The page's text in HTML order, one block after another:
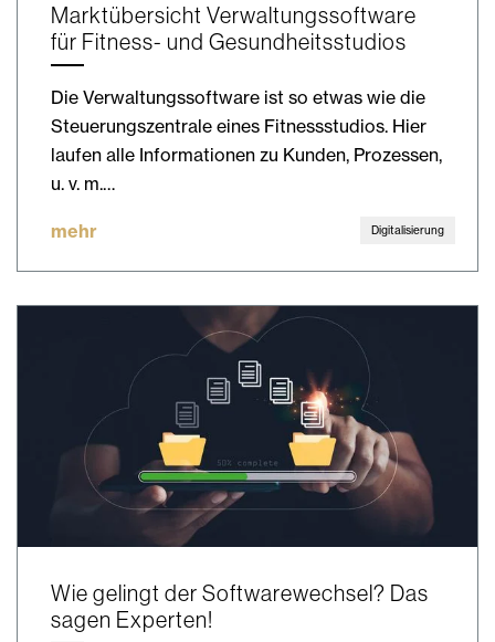
Marktübersicht Verwaltungssoftware
für Fitness- und Gesundheitsstudios
Die Verwaltungssoftware ist so etwas wie die
Steuerungszentrale eines Fitnessstudios. Hier
laufen alle Informationen zu Kunden, Prozessen,
u. v. m.…
mehr Digitalisierung
Wie gelingt der Softwarewechsel? Das
sagen Experten!